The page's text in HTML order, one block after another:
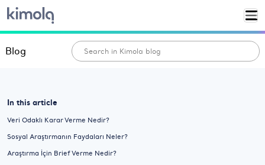
Blog
In this article
Veri Odaklı Karar Verme Nedir?
Sosyal Araştırmanın Faydaları Neler?
Araştırma İçin Brief Verme Nedir?